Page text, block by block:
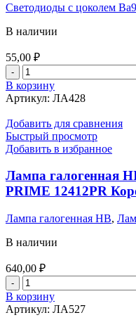
Светодиоды с цоколем
В наличии
55,00 ₽
Количество
товара
Светодиод
12v
5w
ПУПСИК
(Белый)
SMD
(30*14)
матовый
В корзину
Артикул: ЛА428
Добавить для сравнения
Быстрый просмотр
Добавить в избранное
Лампа галогенная
PRIME 12412PR
Лампа галогенная HB,
В наличии
640,00 ₽
Количество
товара
Лампа
галогенная
В корзину
Артикул: ЛА527